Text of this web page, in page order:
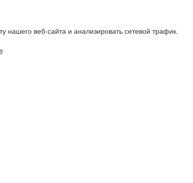
веб-сайта и анализировать сетевой трафик.